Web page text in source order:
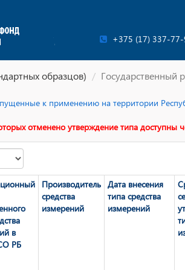
+375 (17) 337-
образцов) Государственный
к применению на территории
отменено утверждение типа доступны
в
РБ
Производитель
средства
измерений
Дата внесения
типа средства
измерений